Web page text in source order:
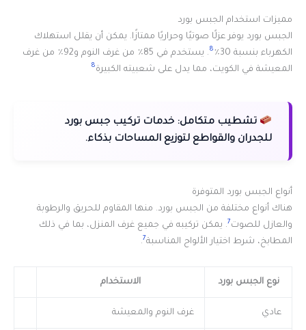
مميزات استخدام الجبس بورد
الجبس بورد يوفر عزلًا صوتيًا وحراريًا ممتازًا. يمكن أن يقلل استهلاك
الكهرباء بنسبة 30٪
8
. يستخدم في 85٪ من غرف النوم و92٪ من غرف
المعيشة في الكويت، مما يدل على شعبيته الكبيرة8
تشطيب متكامل: خدمات تركيب جبس بورد
للجدران والقواطع لتوزيع المساحات بذكاء.
أنواع الجبس بورد المتوفرة
هناك أنواع مختلفة من الجبس بورد. منها المقاوم للحريق والرطوبة
والعازل للصوت7. يمكن تركيبه في جميع غرف المنزل، بما في ذلك
المطابخ، شرط اختيار الألواح المناسبة7
.
نوع الجبس بورد الاستخدام
عادي غرف النوم والمعيشة